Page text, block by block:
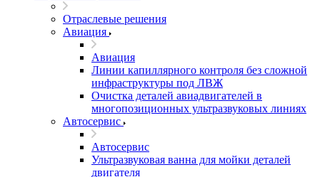
Отраслевые решения
Авиация
Авиация
Линии капиллярного контроля без сложной
инфраструктуры под ЛВЖ
Очистка деталей авиадвигателей в
многопозиционных ультразвуковых линиях
Автосервис
Автосервис
Ультразвуковая ванна для мойки деталей
двигателя